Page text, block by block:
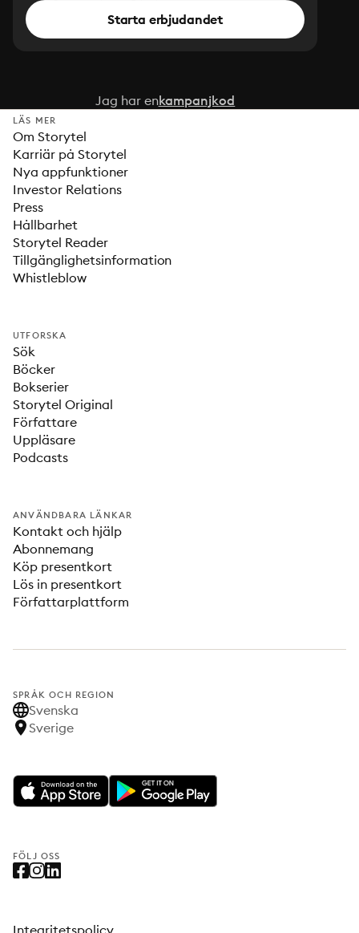
Starta erbjudandet
Jag har enkampanjkod
LÄS MER
Om Storytel
Karriär på Storytel
Nya appfunktioner
Investor Relations
Press
Hållbarhet
Storytel Reader
Tillgänglighetsinformation
Whistleblow
UTFORSKA
Sök
Böcker
Bokserier
Storytel Original
Författare
Uppläsare
Podcasts
ANVÄNDBARA LÄNKAR
Kontakt och hjälp
Abonnemang
Köp presentkort
Lös in presentkort
Författarplattform
SPRÅK OCH REGION
Svenska
Sverige
FÖLJ OSS
Integritetspolicy